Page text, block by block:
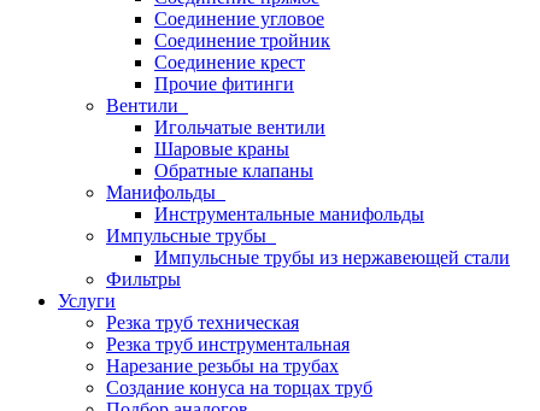
Соединение угловое
Соединение тройник
Соединение крест
Прочие фитинги
Вентили
Игольчатые вентили
Шаровые краны
Обратные клапаны
Манифольды
Инструментальные манифольды
Импульсные трубы
Импульсные трубы из нержавеющей стали
Фильтры
Услуги
Резка труб техническая
Резка труб инструментальная
Нарезание резьбы на трубах
Создание конуса на торцах труб